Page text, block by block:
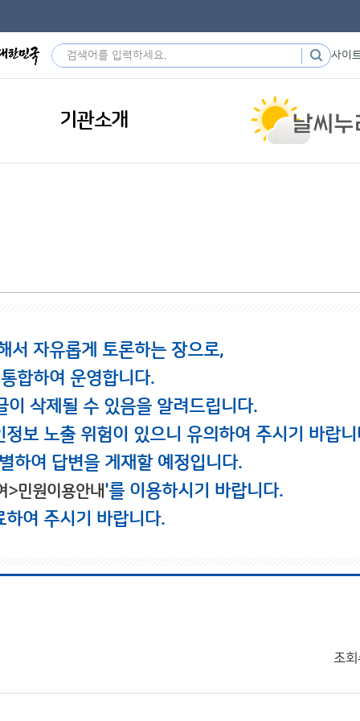
사이
기관소개
서 자유롭게 토론하는 장으로,
합하여 운영합니다.
삭제될 수 있음을 알려드립니다.
보 노출 위험이 있으니 유의하여 주시기 바랍니
하여 답변을 게재할 예정입니다.
>민원이용안내'를 이용하시기 바랍니다.
여 주시기 바랍니다.
조회